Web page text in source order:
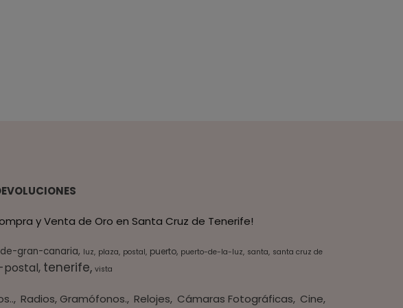
y Venta de Oro en Santa Cruz de Tenerife!
gran-canaria luz plaza postal puerto puerto-de-la-luz santa santa cruz de
tenerife vista
Radios, Gramófonos. Relojes Cámaras Fotográficas Cine